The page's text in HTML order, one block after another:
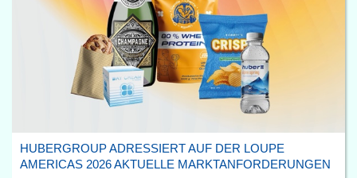
HUBERGROUP ADRESSIERT AUF DER LOUPE
AMERICAS 2026 AKTUELLE MARKTANFORDERUNGEN